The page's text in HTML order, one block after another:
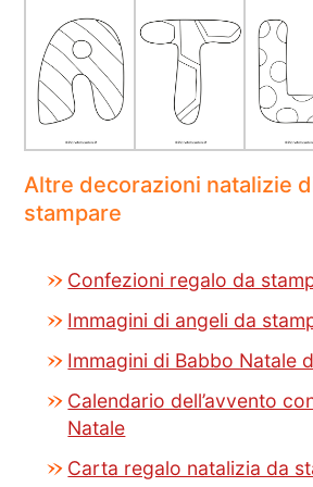
Altre decorazioni natalizie
stampare
Confezioni regalo da
Immagini di angeli da
Immagini di Babbo Natale
Calendario dell’avvento
Natale
Carta regalo natalizia da